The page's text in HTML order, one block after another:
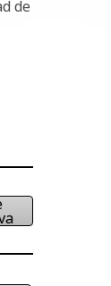
de